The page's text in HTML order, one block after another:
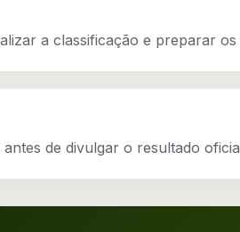
a classificação e preparar
de divulgar o resultado